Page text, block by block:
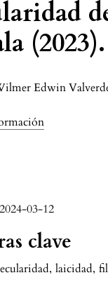
(2023).
Edwin
03-12
clave
, laicidad,